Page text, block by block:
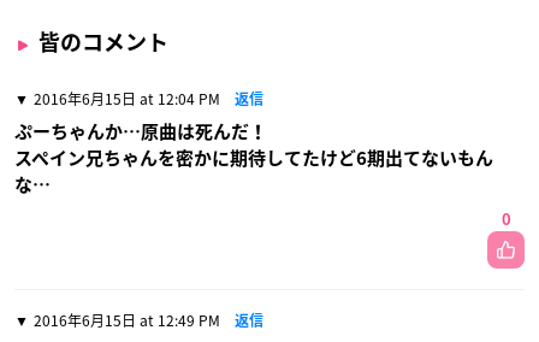
皆のコメント
2016年6月15日 at 12:04 PM 返信
ぷーちゃんか…原曲は死んだ！
スペイン兄ちゃんを密かに期待してたけど6期出てないもん
な…
0
2016年6月15日 at 12:49 PM 返信